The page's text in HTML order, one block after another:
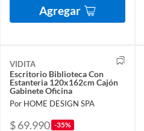
Agregar
VIDITA
Escritorio Biblioteca Con
Estanteria 120x162cm Cajón
Gabinete Oficina
Por HOME DESIGN SPA
$ 69.990 -35%